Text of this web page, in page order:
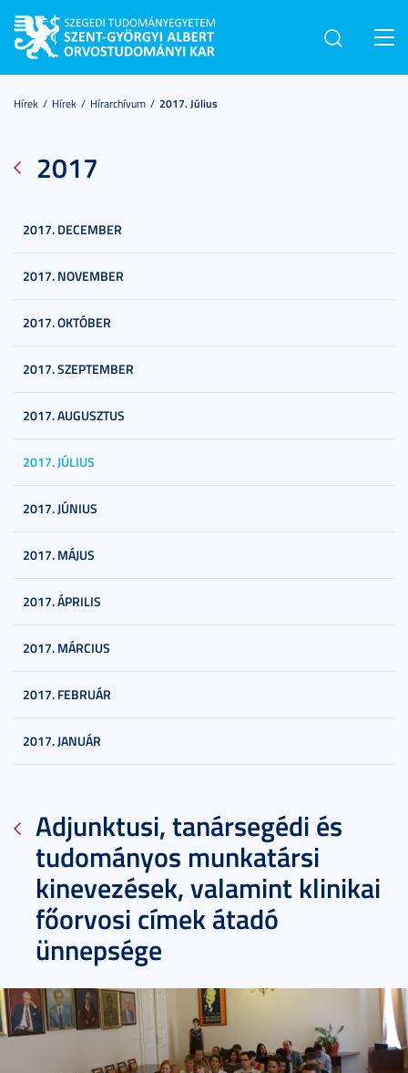
Hírek Hírek Hírarchívum 2017. Július
2017
2017. DECEMBER
2017. NOVEMBER
2017. OKTÓBER
2017. SZEPTEMBER
2017. AUGUSZTUS
2017. JÚLIUS
2017. JÚNIUS
2017. MÁJUS
2017. ÁPRILIS
2017. MÁRCIUS
2017. FEBRUÁR
2017. JANUÁR
Adjunktusi, tanársegédi és
tudományos munkatársi
kinevezések, valamint klinikai
főorvosi címek átadó
ünnepsége